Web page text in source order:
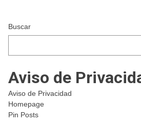
Buscar
Aviso de
Aviso de Privacidad
Homepage
Pin Posts